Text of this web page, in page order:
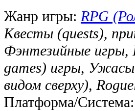
Жанр игры: RPG
Квесты (quests),
Фэнтезийные игры,
games) игры,
видом сверху),
Платформа/